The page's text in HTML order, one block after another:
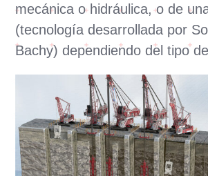
mecánica o hidráulica, o de
(tecnología desarrollada por
Bachy) dependiendo del tipo